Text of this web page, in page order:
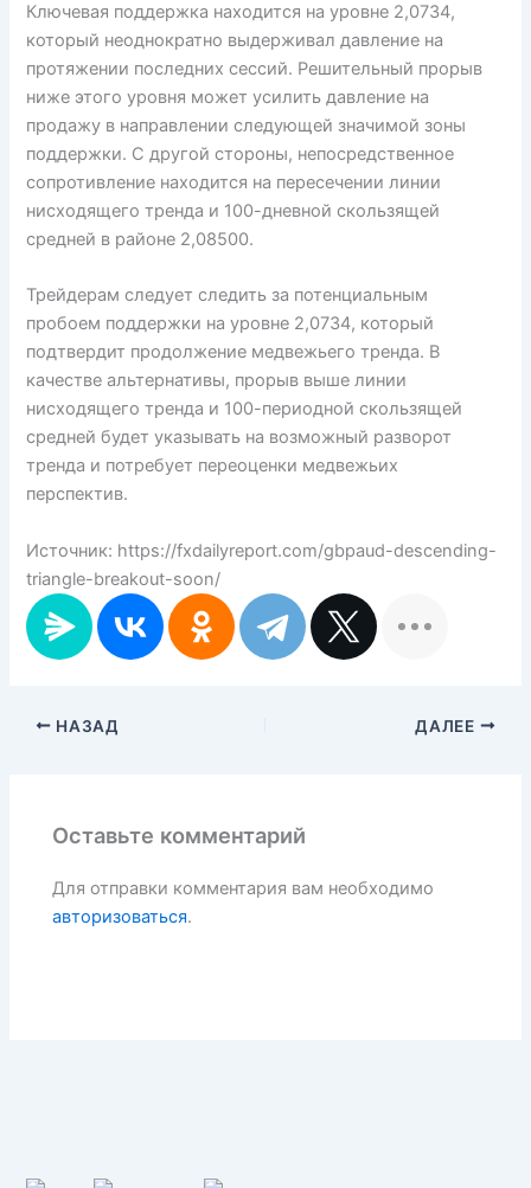
Ключевая поддержка находится на уровне 2,0734,
который неоднократно выдерживал давление на
протяжении последних сессий. Решительный прорыв
ниже этого уровня может усилить давление на
продажу в направлении следующей значимой зоны
поддержки. С другой стороны, непосредственное
сопротивление находится на пересечении линии
нисходящего тренда и 100-дневной скользящей
средней в районе 2,08500.
Трейдерам следует следить за потенциальным
пробоем поддержки на уровне 2,0734, который
подтвердит продолжение медвежьего тренда. В
качестве альтернативы, прорыв выше линии
нисходящего тренда и 100-периодной скользящей
средней будет указывать на возможный разворот
тренда и потребует переоценки медвежьих
перспектив.
Источник: https://fxdailyreport.com/gbpaud-descending-
triangle-breakout-soon/
НАЗАД ДАЛЕЕ
Оставьте комментарий
Для отправки комментария вам необходимо
авторизоваться.